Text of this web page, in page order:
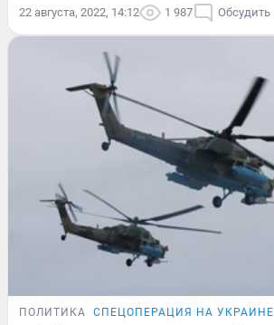
22 августа, 2022, 14:12 1 987 Обсудить
ПОЛИТИКА СПЕЦОПЕРАЦИЯ НА УКРАИНЕ